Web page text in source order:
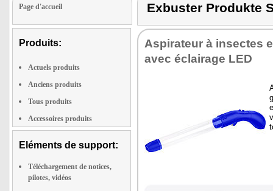
Page d'accueil
Produits:
Actuels produits
Anciens produits
Tous produits
Accessoires produits
Eléments de support:
Téléchargement de notices,
pilotes, vidéos
Exbuster Produkte
Aspi­ra­teur à insectes
avec éclai­rage LED